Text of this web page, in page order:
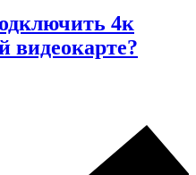
4к
видеокарте?